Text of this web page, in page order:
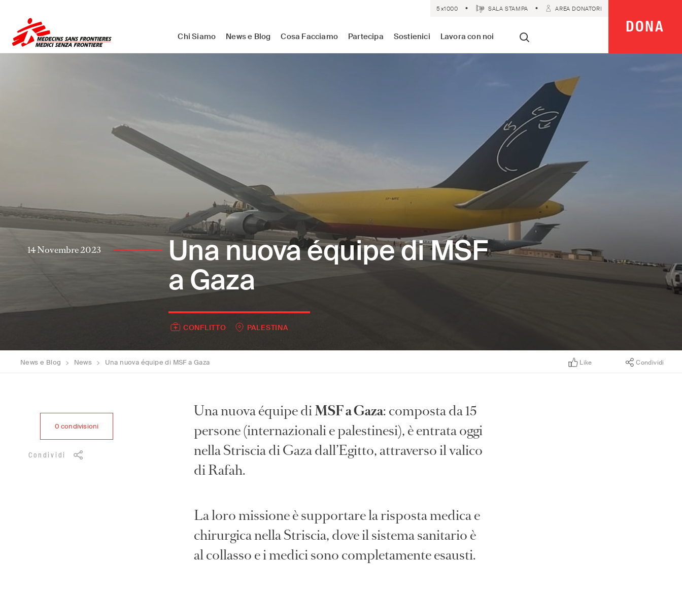
Chi Siamo News e Blog Cosa Facciamo Partecipa Sostienici Lavora con noi
5×1000 SALA STAMPA AREA DONATORI
DONA
14 Novembre 2023
Una nuova équipe di MSF
a Gaza
CONFLITTO PALESTINA
News e Blog > News > Una nuova équipe di MSF a Gaza Like Condividi
0 condivisioni
Condividi
Una nuova équipe diMSF a Gaza: composta da 15
persone (internazionali e palestinesi), è entrata oggi
nella Striscia di Gaza dall’Egitto, attraverso il valico
di Rafah.
La loro missione è supportare la risposta medica e
chirurgica nella Striscia, dove il sistema sanitario è
al collasso e i medici sono completamente esausti.